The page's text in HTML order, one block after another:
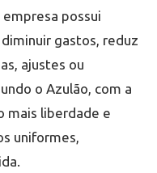
empresa possui
gastos, reduz
ajustes ou
o Azulão, com a
mais liberdade e
uniformes,